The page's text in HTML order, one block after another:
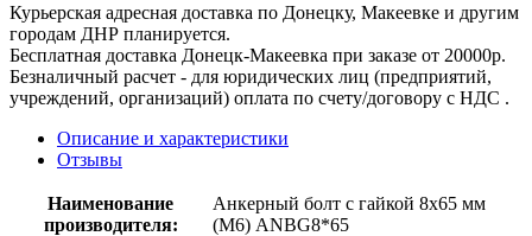
Курьерская адресная доставка по Донецку, Макеевке и другим
городам ДНР планируется.
Бесплатная доставка Донецк-Макеевка при заказе от 20000р.
Безналичный расчет - для юридических лиц (предприятий,
учреждений, организаций) оплата по счету/договору с НДС .
Описание и характеристики
Отзывы
Наименование
производителя:
Анкерный болт с гайкой 8х65 мм
(M6) ANBG8*65